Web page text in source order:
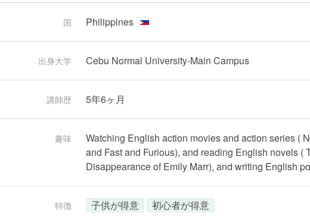
国 Philippines
出身大学 Cebu Normal University-Main Campus
講師歴 5年6ヶ月
趣味
Watching English action movies and action series (
and Fast and Furious), and reading English novels (
Disappearance of Emily Marr), and writing English
特徴 子供が得意 初心者が得意